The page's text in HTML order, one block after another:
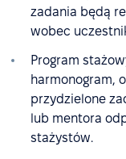
zadania będą
wobec
Program
harmonogram,
przydzielone
lub mentora
stażystów.